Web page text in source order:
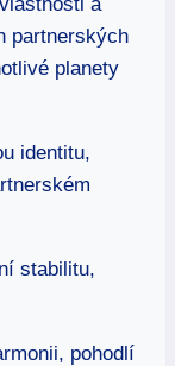
partnerských
planety
identitu,
stabilitu,
pohodlí